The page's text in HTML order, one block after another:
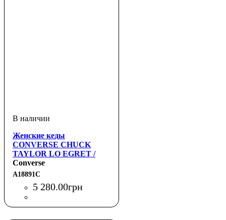
Женские кеды
CONVERSE CHUCK
TAYLOR LO EGRET /
LIGHT GOLD
Converse
A18891C
5 280.00грн